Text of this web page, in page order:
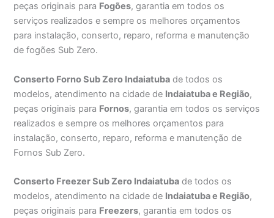
peças originais para Fogões, garantia em todos os
serviços realizados e sempre os melhores orçamentos
para instalação, conserto, reparo, reforma e manutenção
de fogões Sub Zero.
Conserto Forno Sub Zero Indaiatuba de todos os
modelos, atendimento na cidade de Indaiatuba e Região,
peças originais para Fornos, garantia em todos os serviços
realizados e sempre os melhores orçamentos para
instalação, conserto, reparo, reforma e manutenção de
Fornos Sub Zero.
Conserto Freezer Sub Zero Indaiatuba de todos os
modelos, atendimento na cidade de Indaiatuba e Região,
peças originais para Freezers, garantia em todos os